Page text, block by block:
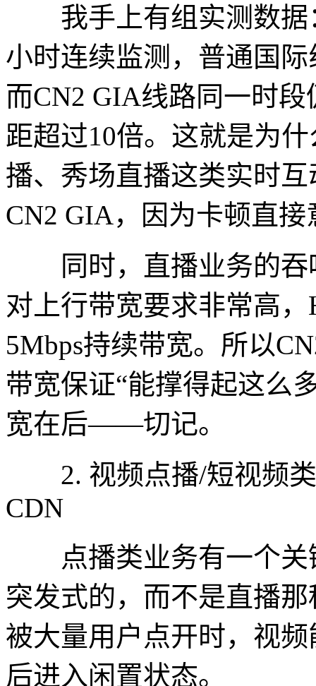
我手上有组实测数据
小时连续监测，普通国
而CN2 GIA线路同一时
距超过10倍。这就是为
播、秀场直播这类实时
CN2 GIA，因为卡顿直
同时，直播业务的吞
对上行带宽要求非常高
5Mbps持续带宽。所以
带宽保证“能撑得起这么
宽在后——切记。
2. 视频点播/短视频类
CDN
点播类业务有一个关
突发式的，而不是直播
被大量用户点开时，视
后进入闲置状态。